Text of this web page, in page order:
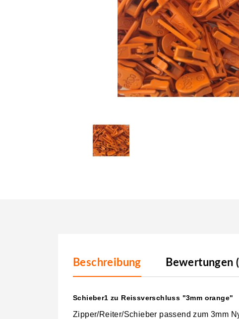
Beschreibung Bewertungen
Schieber1 zu Reissverschluss "3mm orange"
Zipper/Reiter/Schieber passend zum 3mm